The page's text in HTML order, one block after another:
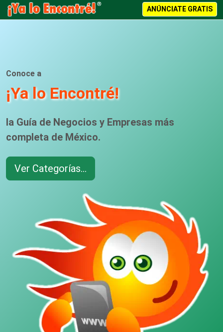
ANÚNCIATE GRATIS
Conoce a
¡Ya lo Encontré!
la Guía de Negocios y Empresas más
completa de México.
Ver Categorías...